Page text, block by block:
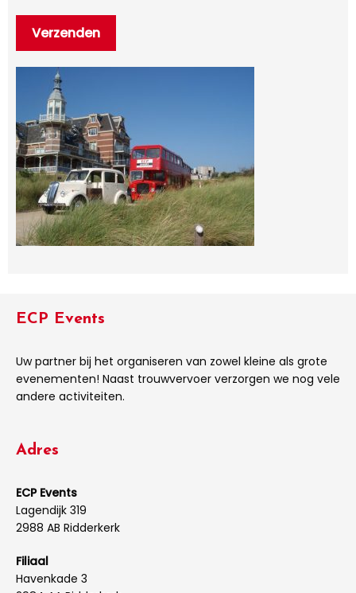
ECP Events
Uw partner bij het organiseren van zowel kleine als grote
evenementen! Naast trouwvervoer verzorgen we nog vele
andere activiteiten.
Adres
ECP Events
Lagendijk 319
2988 AB Ridderkerk
Filiaal
Havenkade 3